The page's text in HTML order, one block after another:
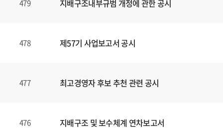
479 지배구조내부규범 개정에 관한 공시
478 제57기 사업보고서 공시
477 최고경영자 후보 추천 관련 공시
476 지배구조 및 보수체계 연차보고서